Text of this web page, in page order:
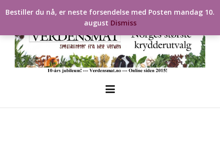
toBestiller du nå, er neste forsendelse med Posten mandag 10.
august Dismiss